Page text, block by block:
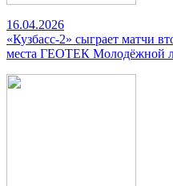
16.04.2026
«Кузбасс-2» сыграет матчи
места ГЕОТЕК Молодёжной